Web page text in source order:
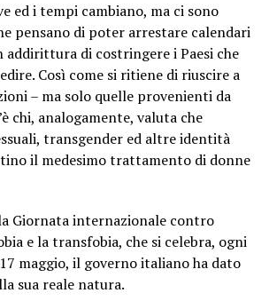
ed i tempi cambiano, ma ci sono
pensano di poter arrestare calendari
addirittura di costringere i Paesi che
Così come si ritiene di riuscire a
– ma solo quelle provenienti da
chi, analogamente, valuta che
transgender ed altre identità
il medesimo trattamento di donne
Giornata internazionale contro
e la transfobia, che si celebra, ogni
maggio, il governo italiano ha dato
sua reale natura.